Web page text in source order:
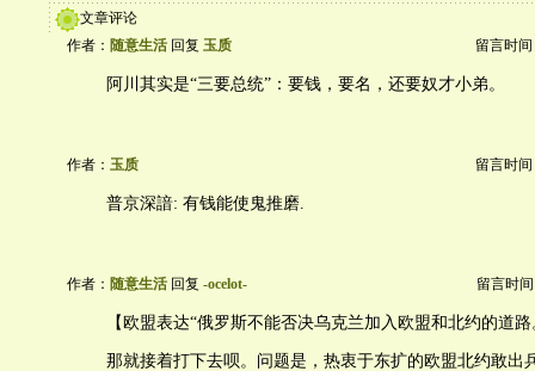
文章评论
作者： 随意生活 回复 玉质 留言时间
阿川其实是“三要总统”：要钱，要名，还要奴才小弟。
作者： 玉质 留言时间
普京深諳: 有钱能使鬼推磨.
作者： 随意生活 回复 -ocelot- 留言时间
【欧盟表达“俄罗斯不能否决乌克兰加入欧盟和北约的道路
那就接着打下去呗。问题是，热衷于东扩的欧盟北约敢出